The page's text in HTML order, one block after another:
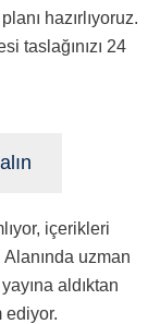
hazırlıyoruz.
taslağınızı 24
içerikleri
uzman
aldıktan
ediyor.